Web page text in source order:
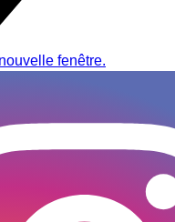
fenêtre.